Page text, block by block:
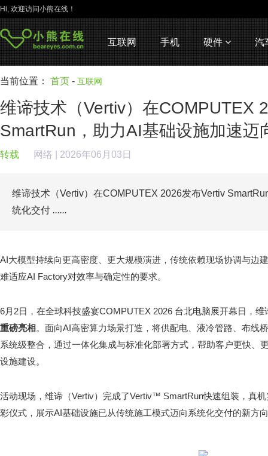
Hi, 欢迎访问小熊在线！
互联网 手机 硬件 汽
当前位置： 首页 - 互联网
维谛技术（Vertiv）在COMPUTEX
SmartRun，助力AI基础设施加速迈
转载 网络 | 2026年06月03日
维谛技术（Vertiv）在COMPUTEX 2026发布Vertiv
统化交付 ......
AI大模型持续向更高密度、更大规模演进，传统依赖现场协调与边
难适应AI Factory对效率与确定性的要求。
6月2日，在全球科技盛宴COMPUTEX 2026 台北电脑展开幕日，维
重磅亮相。面向AI高密算力场景打造，将供配电、液冷管路、布线
系统级整合，通过一体化集成与标准化部署方式，帮助客户更快、
设施建设。
活动现场，维谛（Vertiv）完成了Vertiv™ SmartRun快速组装，真
彩仪式，展示AI基础设施已从传统施工模式迈向系统化交付的新方